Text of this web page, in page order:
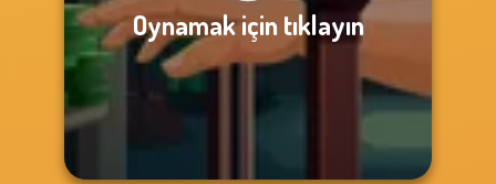
Oynamak için tıklayın